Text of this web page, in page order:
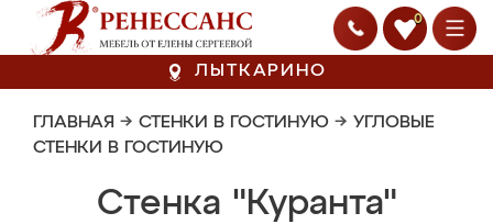
0
ЛЫТКАРИНО
ГЛАВНАЯ → СТЕНКИ В ГОСТИНУЮ → УГЛОВЫЕ
СТЕНКИ В ГОСТИНУЮ
Стенка "Куранта"